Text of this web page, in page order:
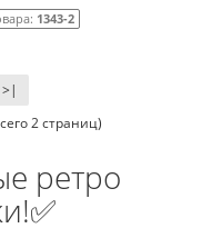
1343-2
>|
2 страниц)
ретро